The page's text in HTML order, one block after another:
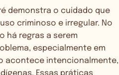
demonstra o cuidado que
criminoso e irregular. No
há regras a serem
especialmente em
acontece intencionalmente,